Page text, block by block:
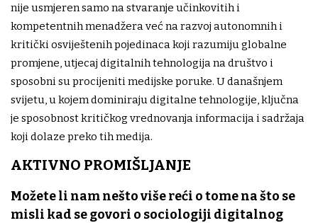
nije usmjeren samo na stvaranje učinkovitih i
kompetentnih menadžera već na razvoj autonomnih i
kritički osviještenih pojedinaca koji razumiju globalne
promjene, utjecaj digitalnih tehnologija na društvo i
sposobni su procijeniti medijske poruke. U današnjem
svijetu, u kojem dominiraju digitalne tehnologije, ključna
je sposobnost kritičkog vrednovanja informacija i sadržaja
koji dolaze preko tih medija.
AKTIVNO PROMIŠLJANJE
Možete li nam nešto više reći o tome na što se
misli kad se govori o sociologiji digitalnog